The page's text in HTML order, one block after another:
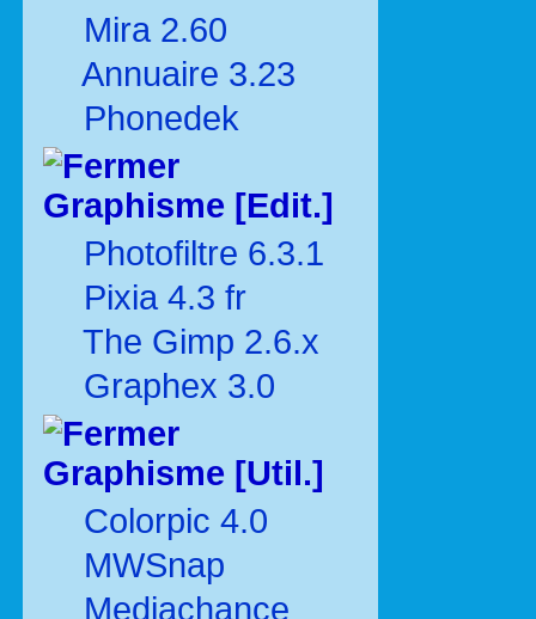
Mira 2.60
Annuaire 3.23
Phonedek
Graphisme [Edit.]
Photofiltre 6.3.1
Pixia 4.3 fr
The Gimp 2.6.x
Graphex 3.0
Graphisme [Util.]
Colorpic 4.0
MWSnap
Mediachance